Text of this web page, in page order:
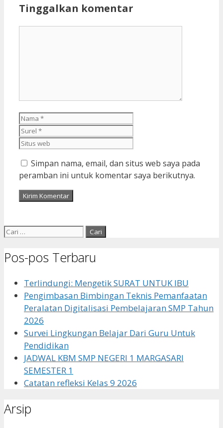
Tinggalkan komentar
Nama
Simpan nama, email, dan situs web saya pada
peramban ini untuk komentar saya berikutnya.
Cari
Pos-pos Terbaru
Terlindungi: Mengetik SURAT UNTUK IBU
Pengimbasan Bimbingan Teknis Pemanfaatan
Peralatan Digitalisasi Pembelajaran SMP Tahun
2026
Survei Lingkungan Belajar Dari Guru Untuk
Pendidikan
JADWAL KBM SMP NEGERI 1 MARGASARI
SEMESTER 1
Catatan refleksi Kelas 9 2026
Arsip